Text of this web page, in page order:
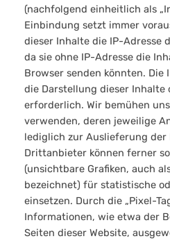
(nachfolgend einheitlich als
Einbindung setzt immer
dieser Inhalte die IP-Adresse
da sie ohne IP-Adresse die
Browser senden könnten.
die Darstellung dieser Inhalte
erforderlich. Wir bemühen
verwenden, deren jeweilige
lediglich zur Auslieferung der
Drittanbieter können ferner
(unsichtbare Grafiken, auch als
bezeichnet) für statistische
einsetzen. Durch die „Pixel-
Informationen, wie etwa der
Seiten dieser Website,